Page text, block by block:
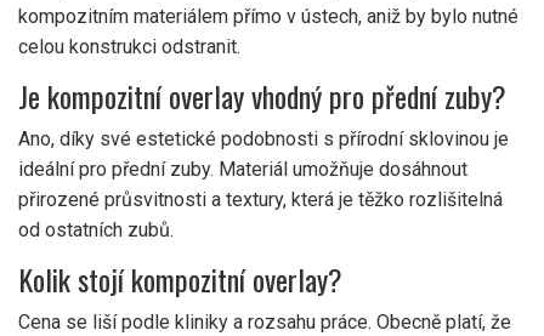
kompozitním materiálem přímo v ústech, aniž by bylo nutné
celou konstrukci odstranit.
Je kompozitní overlay vhodný pro přední zuby?
Ano, díky své estetické podobnosti s přírodní sklovinou je
ideální pro přední zuby. Materiál umožňuje dosáhnout
přirozené průsvitnosti a textury, která je těžko rozlišitelná
od ostatních zubů.
Kolik stojí kompozitní overlay?
Cena se liší podle kliniky a rozsahu práce. Obecně platí, že